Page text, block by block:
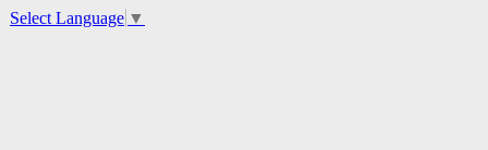
Select Language ▼